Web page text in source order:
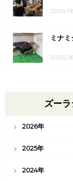
ミナ
ズー
2026年
2025年
2024年